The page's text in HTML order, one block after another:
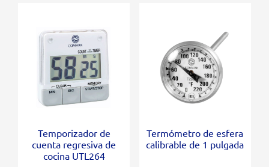
Temporizador de
cuenta regresiva de
cocina UTL264
Termómetro de esfera
calibrable de 1 pulgada